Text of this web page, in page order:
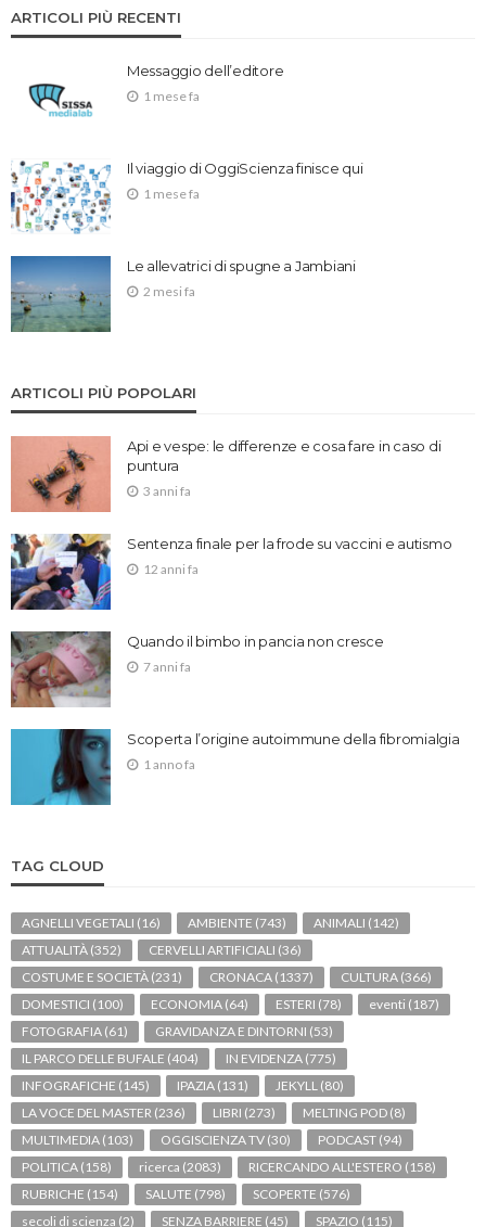
ARTICOLI PIÙ RECENTI
Messaggio dell’editore
1 mese fa
Il viaggio di OggiScienza finisce qui
1 mese fa
Le allevatrici di spugne a Jambiani
2 mesi fa
ARTICOLI PIÙ POPOLARI
Api e vespe: le differenze e cosa fare in caso di
puntura
3 anni fa
Sentenza finale per la frode su vaccini e autismo
12 anni fa
Quando il bimbo in pancia non cresce
7 anni fa
Scoperta l’origine autoimmune della fibromialgia
1 anno fa
TAG CLOUD
AGNELLI VEGETALI (16) AMBIENTE (743) ANIMALI (142)
ATTUALITÀ (352) CERVELLI ARTIFICIALI (36)
COSTUME E SOCIETÀ (231) CRONACA (1337) CULTURA (366)
DOMESTICI (100) ECONOMIA (64) ESTERI (78) eventi (187)
FOTOGRAFIA (61) GRAVIDANZA E DINTORNI (53)
IL PARCO DELLE BUFALE (404) IN EVIDENZA (775)
INFOGRAFICHE (145) IPAZIA (131) JEKYLL (80)
LA VOCE DEL MASTER (236) LIBRI (273) MELTING POD (8)
MULTIMEDIA (103) OGGISCIENZA TV (30) PODCAST (94)
POLITICA (158) ricerca (2083) RICERCANDO ALL'ESTERO (158)
RUBRICHE (154) SALUTE (798) SCOPERTE (576)
secoli di scienza (2) SENZA BARRIERE (45) SPAZIO (115)